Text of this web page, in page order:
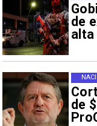
de
alta
de